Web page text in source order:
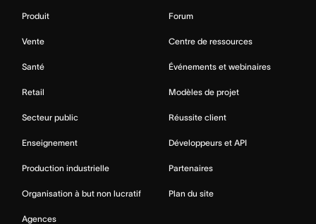
Produit
Vente
Santé
Retail
Secteur public
Enseignement
Production industrielle
Organisation à but non lucratif
Agences
Forum
Centre de ressources
Événements et webinaires
Modèles de projet
Réussite client
Développeurs et API
Partenaires
Plan du site